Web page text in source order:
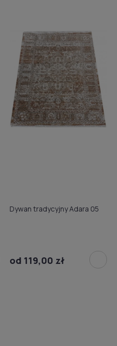
Dywan tradycyjny Adara 05
od 119,00 zł